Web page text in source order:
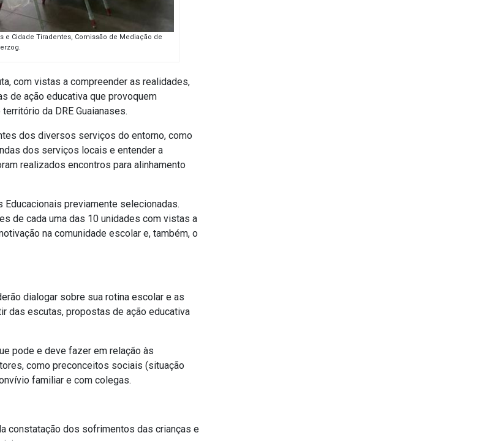
e Cidade Tiradentes, Comissão de Mediação de
com vistas a compreender as realidades,
de ação educativa que provoquem
da DRE Guaianases.
dos diversos serviços do entorno, como
dos serviços locais e entender a
realizados encontros para alinhamento
previamente selecionadas.
de cada uma das 10 unidades com vistas a
na comunidade escolar e, também, o
dialogar sobre sua rotina escolar e as
das escutas, propostas de ação educativa
pode e deve fazer em relação às
como preconceitos sociais (situação
familiar e com colegas.
constatação dos sofrimentos das crianças e